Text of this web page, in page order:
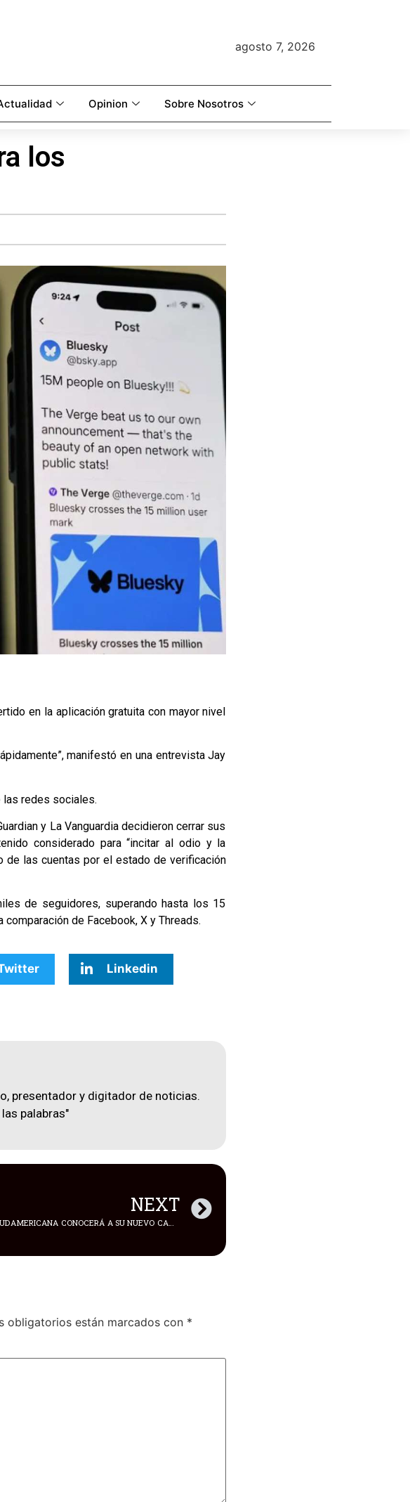
agosto 7, 2026
Opinion Sobre Nosotros
los
en la aplicación gratuita con mayor nivel
manifestó en una entrevista Jay
las redes sociales.
y La Vanguardia decidieron cerrar sus
considerado para “incitar al odio y la
de las cuentas por el estado de verificación
de seguidores, superando hasta los 15
de Facebook, X y Threads.
Linkedin
presentador y digitador de noticias.
palabras"
NEXT
LA COPA SUDAMERICANA CONOCERÁ A SU NUEVO CAMPEÓN
obligatorios están marcados con *